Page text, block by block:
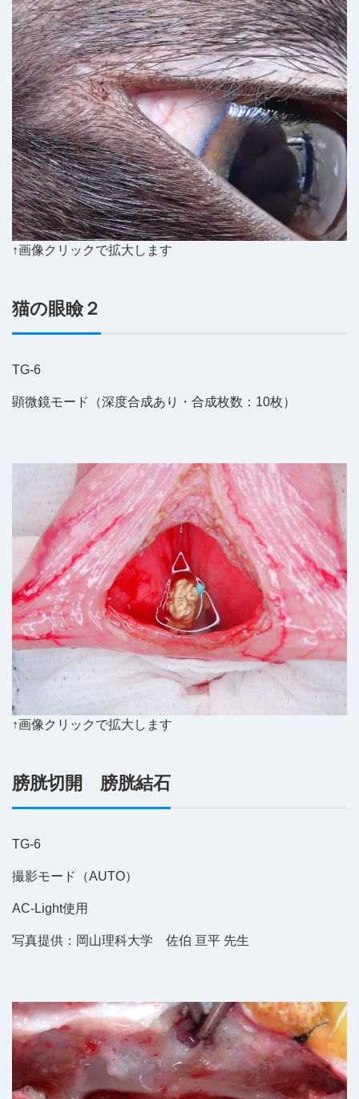
↑画像クリックで拡大します
猫の眼瞼２
TG-6
顕微鏡モード（深度合成あり・合成枚数：10枚）
↑画像クリックで拡大します
膀胱切開 膀胱結石
TG-6
撮影モード（AUTO）
AC-Light使用
写真提供：岡山理科大学 佐伯 亘平 先生